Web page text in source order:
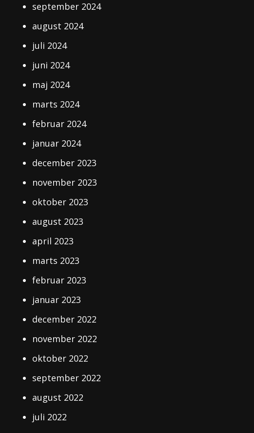
september 2024
august 2024
juli 2024
juni 2024
maj 2024
marts 2024
februar 2024
januar 2024
december 2023
november 2023
oktober 2023
august 2023
april 2023
marts 2023
februar 2023
januar 2023
december 2022
november 2022
oktober 2022
september 2022
august 2022
juli 2022